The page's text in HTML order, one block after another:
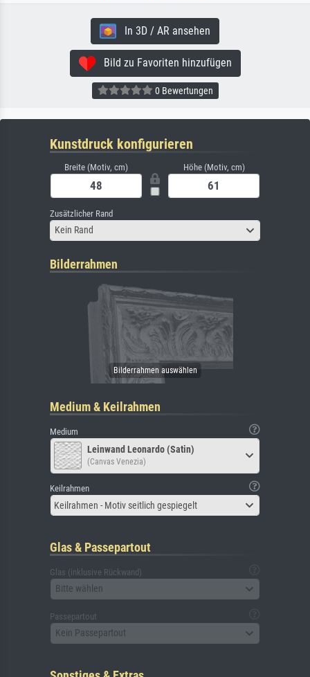
In 3D / AR ansehen
Bild zu Favoriten hinzufügen
0 Bewertungen
Kunstdruck konfigurieren
Breite (Motiv, cm) Höhe (Motiv, cm)
Zusätzlicher Rand
Kein Rand
Bilderrahmen
Medium & Keilrahmen
Medium
Leinwand Leonardo (Satin)
(Canvas Venezia)
Keilrahmen
Keilrahmen - Motiv seitlich gespiegelt
Glas & Passepartout
Glas (inklusive Rückwand)
Bitte wählen
Passepartout
Kein Passepartout